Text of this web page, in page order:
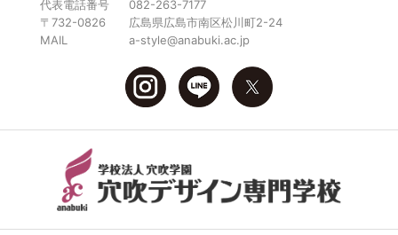
代表電話番号
082-263-7177
〒732-0826
広島県広島市南区松川町2-24
MAIL
a-style@anabuki.ac.jp